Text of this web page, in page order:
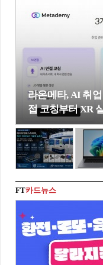
라온메타, AI 취
접 코칭부터 XR
FT카드뉴스